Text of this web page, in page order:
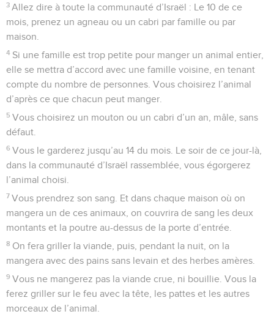
3 Allez dire à toute la communauté d’Israël : Le 10 de ce
mois, prenez un agneau ou un cabri par famille ou par
maison.
4 Si une famille est trop petite pour manger un animal entier,
elle se mettra d’accord avec une famille voisine, en tenant
compte du nombre de personnes. Vous choisirez l’animal
d’après ce que chacun peut manger.
5 Vous choisirez un mouton ou un cabri d’un an, mâle, sans
défaut.
6 Vous le garderez jusqu’au 14 du mois. Le soir de ce jour-là,
dans la communauté d’Israël rassemblée, vous égorgerez
l’animal choisi.
7 Vous prendrez son sang. Et dans chaque maison où on
mangera un de ces animaux, on couvrira de sang les deux
montants et la poutre au-dessus de la porte d’entrée.
8 On fera griller la viande, puis, pendant la nuit, on la
mangera avec des pains sans levain et des herbes amères.
9 Vous ne mangerez pas la viande crue, ni bouillie. Vous la
ferez griller sur le feu avec la tête, les pattes et les autres
morceaux de l’animal.